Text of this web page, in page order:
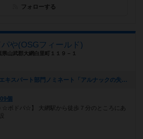
フォローする
や(OSGフィールド)
県山武郡大網白里町１１９－１
[NEW] ドイツ年間大賞エキスパート部門ノミネート「アルナックの失われし遺跡」を遊ぼう！ in 大網（2022年09月05日 12時32分）
個
☆ボドパ☆】 大網駅から徒歩７分のところにあ